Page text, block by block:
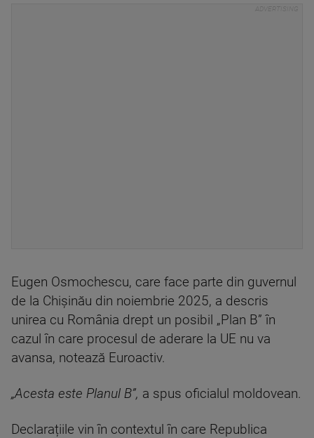
Eugen Osmochescu, care face parte din guvernul
de la Chișinău din noiembrie 2025, a descris
unirea cu România drept un posibil „Plan B” în
cazul în care procesul de aderare la UE nu va
avansa, notează Euroactiv.
„Acesta este Planul B”, a spus oficialul moldovean.
Declarațiile vin în contextul în care Republica